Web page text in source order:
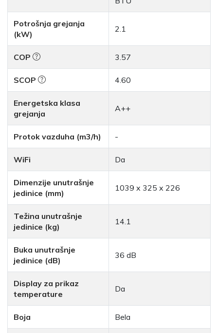
Potrošnja grejanja
(kW)
2.1
COP 3.57
SCOP 4.60
Energetska klasa
grejanja
A++
Protok vazduha (m3/h) -
WiFi Da
Dimenzije unutrašnje
jedinice (mm)
1039 x 325 x 226
Težina unutrašnje
jedinice (kg)
14.1
Buka unutrašnje
jedinice (dB)
36 dB
Display za prikaz
temperature
Da
Boja Bela